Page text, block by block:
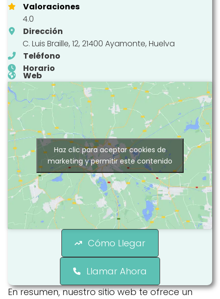
Valoraciones
4.0
Dirección
C. Luis Braille, 12, 21400 Ayamonte, Huelva
Teléfono
Horario
Web
Haz clic para aceptar cookies de
marketing y permitir este contenido
Cómo Llegar
Llamar Ahora
En resumen, nuestro sitio web te ofrece un